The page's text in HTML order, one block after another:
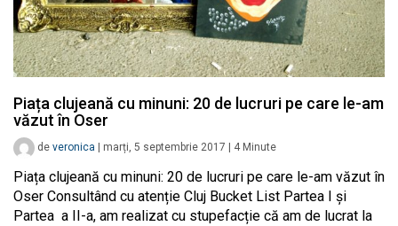
Piața clujeană cu minuni: 20 de lucruri pe care le-am
văzut în Oser
de veronica marți, 5 septembrie 2017 4 Minute
Piața clujeană cu minuni: 20 de lucruri pe care le-am văzut în
Oser Consultând cu atenție Cluj Bucket List Partea I și
Partea a II-a, am realizat cu stupefacție că am de lucrat la